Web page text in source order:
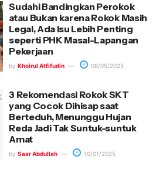
Sudahi Bandingkan Perokok
atau Bukan karena Rokok Masih
Legal, Ada Isu Lebih Penting
seperti PHK Masal-Lapangan
Pekerjaan
by Khoirul Atfifudin 08/05/2025
3 Rekomendasi Rokok SKT
yang Cocok Dihisap saat
Berteduh, Menunggu Hujan
Reda Jadi Tak Suntuk-suntuk
Amat
by Saar Abdullah 10/01/2025